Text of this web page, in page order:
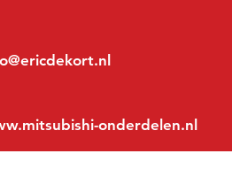
onderdelen.nl